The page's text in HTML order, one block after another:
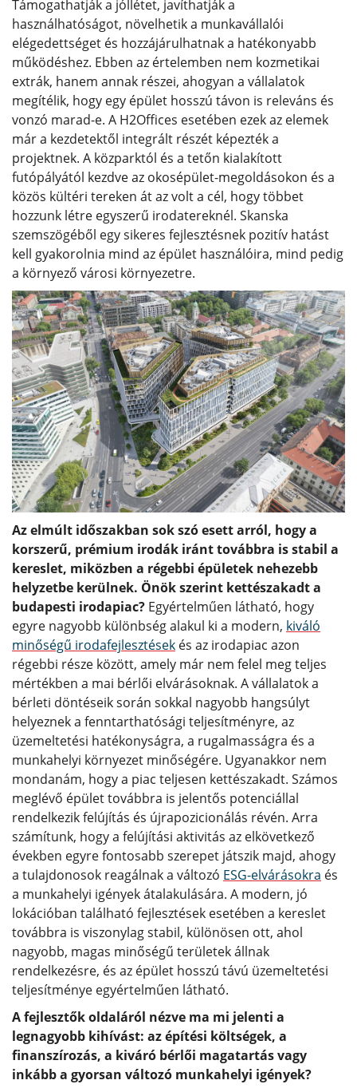
Támogathatják a jóllétet, javíthatják a
használhatóságot, növelhetik a munkavállalói
elégedettséget és hozzájárulhatnak a hatékonyabb
működéshez. Ebben az értelemben nem kozmetikai
extrák, hanem annak részei, ahogyan a vállalatok
megítélik, hogy egy épület hosszú távon is releváns és
vonzó marad-e. A H2Offices esetében ezek az elemek
már a kezdetektől integrált részét képezték a
projektnek. A közparktól és a tetőn kialakított
futópályától kezdve az okosépület-megoldásokon és a
közös kültéri tereken át az volt a cél, hogy többet
hozzunk létre egyszerű irodatereknél. Skanska
szemszögéből egy sikeres fejlesztésnek pozitív hatást
kell gyakorolnia mind az épület használóira, mind pedig
a környező városi környezetre.
Az elmúlt időszakban sok szó esett arról, hogy a
korszerű, prémium irodák iránt továbbra is stabil a
kereslet, miközben a régebbi épületek nehezebb
helyzetbe kerülnek. Önök szerint kettészakadt a
budapesti irodapiac? Egyértelműen látható, hogy
egyre nagyobb különbség alakul ki a modern, kiváló
minőségű irodafejlesztések és az irodapiac azon
régebbi része között, amely már nem felel meg teljes
mértékben a mai bérlői elvárásoknak. A vállalatok a
bérleti döntéseik során sokkal nagyobb hangsúlyt
helyeznek a fenntarthatósági teljesítményre, az
üzemeltetési hatékonyságra, a rugalmasságra és a
munkahelyi környezet minőségére. Ugyanakkor nem
mondanám, hogy a piac teljesen kettészakadt. Számos
meglévő épület továbbra is jelentős potenciállal
rendelkezik felújítás és újrapozicionálás révén. Arra
számítunk, hogy a felújítási aktivitás az elkövetkező
években egyre fontosabb szerepet játszik majd, ahogy
a tulajdonosok reagálnak a változó ESG-elvárásokra és
a munkahelyi igények átalakulására. A modern, jó
lokációban található fejlesztések esetében a kereslet
továbbra is viszonylag stabil, különösen ott, ahol
nagyobb, magas minőségű területek állnak
rendelkezésre, és az épület hosszú távú üzemeltetési
teljesítménye egyértelműen látható.
A fejlesztők oldaláról nézve ma mi jelenti a
legnagyobb kihívást: az építési költségek, a
finanszírozás, a kiváró bérlői magatartás vagy
inkább a gyorsan változó munkahelyi igények?